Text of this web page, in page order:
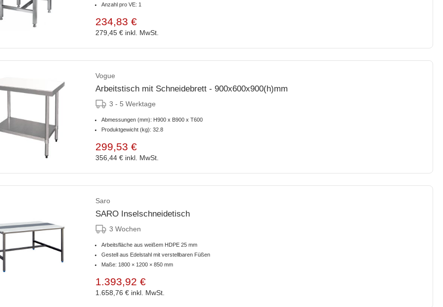
Anzahl pro VE: 1
234,83 €
279,45 € inkl. MwSt.
Vogue
Arbeitstisch mit Schneidebrett - 900x600x900(h)mm
3 - 5 Werktage
Abmessungen (mm): H900 x B900 x T600
Produktgewicht (kg): 32.8
299,53 €
356,44 € inkl. MwSt.
Saro
SARO Inselschneidetisch
3 Wochen
Arbeitsfläche aus weißem HDPE 25 mm
Gestell aus Edelstahl mit verstellbaren Füßen
Maße: 1800 × 1200 × 850 mm
1.393,92 €
1.658,76 € inkl. MwSt.